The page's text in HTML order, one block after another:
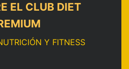
EL CLUB DIET
Y FITNESS